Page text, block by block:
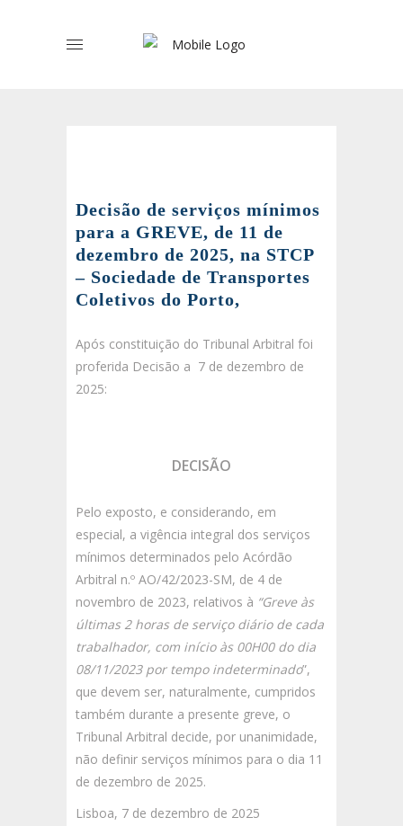
Decisão de serviços mínimos
para a GREVE, de 11 de
dezembro de 2025, na STCP
– Sociedade de Transportes
Coletivos do Porto,
Após constituição do Tribunal Arbitral foi
proferida Decisão a 7 de dezembro de
2025:
DECISÃO
Pelo exposto, e considerando, em
especial, a vigência integral dos serviços
mínimos determinados pelo Acórdão
Arbitral n.º AO/42/2023-SM, de 4 de
novembro de 2023, relativos à “Greve às
últimas 2 horas de serviço diário de cada
trabalhador, com início às 00H00 do dia
08/11/2023 por tempo indeterminado”,
que devem ser, naturalmente, cumpridos
também durante a presente greve, o
Tribunal Arbitral decide, por unanimidade,
não definir serviços mínimos para o dia 11
de dezembro de 2025.
Lisboa, 7 de dezembro de 2025